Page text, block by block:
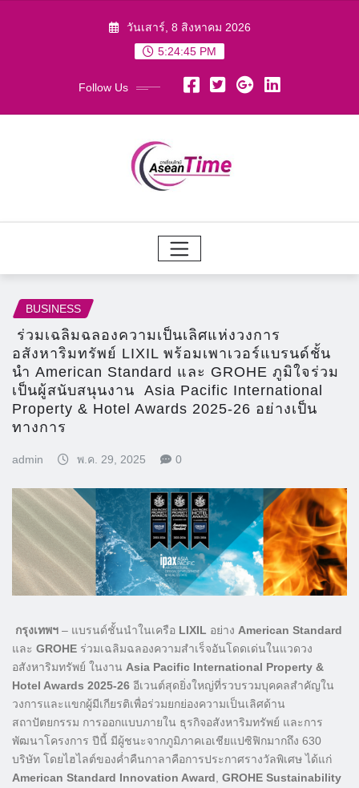
วันเสาร์, 8 สิงหาคม 2026
5:24:47 PM
Follow Us
BUSINESS
ร่วมเฉลิมฉลองความเป็นเลิศแห่งวงการ
อสังหาริมทรัพย์ LIXIL พร้อมเพาเวอร์แบรนด์ชั้น
นำ American Standard และ GROHE ภูมิใจร่วม
เป็นผู้สนับสนุนงาน Asia Pacific International
Property & Hotel Awards 2025-26 อย่างเป็น
ทางการ
admin พ.ค. 29, 2025 0
กรุงเทพฯ – แบรนด์ชั้นนำในเครือ LIXIL อย่าง American Standard
และ GROHE ร่วมเฉลิมฉลองความสำเร็จอันโดดเด่นในแวดวง
อสังหาริมทรัพย์ ในงาน Asia Pacific International Property &
Hotel Awards 2025-26 อีเวนต์สุดยิ่งใหญ่ที่รวบรวมบุคคลสำคัญใน
วงการและแขกผู้มีเกียรติเพื่อร่วมยกย่องความเป็นเลิศด้าน
สถาปัตยกรรม การออกแบบภายใน ธุรกิจอสังหาริมทรัพย์ และการ
พัฒนาโครงการ ปีนี้ มีผู้ชนะจากภูมิภาคเอเชียแปซิฟิกมากถึง 630
บริษัท โดยไฮไลต์ของค่ำคืนกาลาคือการประกาศรางวัลพิเศษ ได้แก่
American Standard Innovation Award GROHE Sustainability